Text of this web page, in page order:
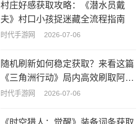
村庄好感获取攻略：《潜水员戴
夫》村口小孩捉迷藏全流程指南
时代手游网 2026-07-06
随机刷新如何稳定获取？来看这篇
《三角洲行动》局内高效刷取阿萨
拉牌盒指南
时代手游网 2026-07-06